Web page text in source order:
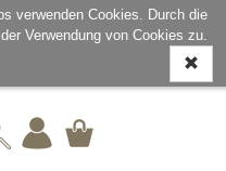
verwenden Cookies. Durch die
Verwendung von Cookies zu.
ein-/